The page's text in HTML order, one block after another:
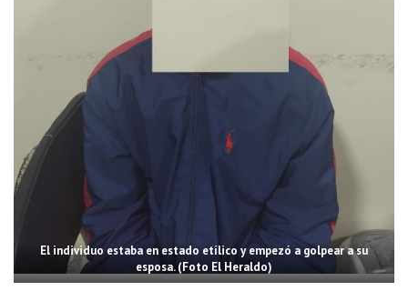
El individuo estaba en estado etílico y empezó a golpear a su
esposa. (Foto El Heraldo)